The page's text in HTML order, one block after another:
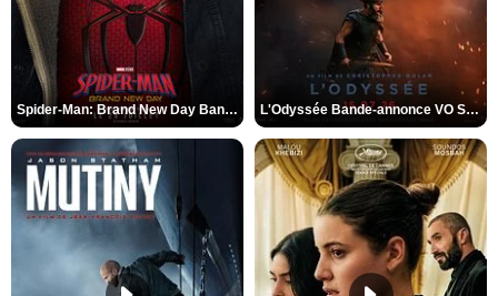
Spider-Man: Brand New Day Bande-annonce VO STFR L'Odyssée Bande-annonce VO STFR